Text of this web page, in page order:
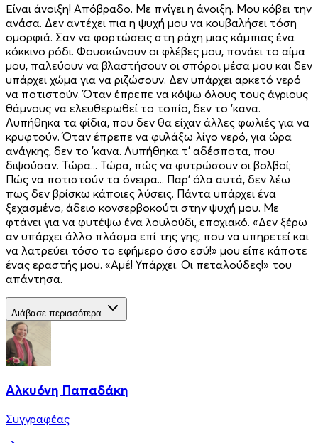
Είναι άνοιξη! Απόβραδο. Με πνίγει η άνοιξη. Μου κόβει την
ανάσα. Δεν αντέχει πια η ψυχή μου να κουβαλήσει τόση
ομορφιά. Σαν να φορτώσεις στη ράχη μιας κάμπιας ένα
κόκκινο ρόδι. Φουσκώνουν οι φλέβες μου, πονάει το αίμα
μου, παλεύουν να βλαστήσουν οι σπόροι μέσα μου και δεν
υπάρχει χώμα για να ριζώσουν. Δεν υπάρχει αρκετό νερό
να ποτιστούν. Όταν έπρεπε να κόψω όλους τους άγριους
θάμνους να ελευθερωθεί το τοπίο, δεν το ’κανα.
Λυπήθηκα τα φίδια, που δεν θα είχαν άλλες φωλιές για να
κρυφτούν. Όταν έπρεπε να φυλάξω λίγο νερό, για ώρα
ανάγκης, δεν το ’κανα. Λυπήθηκα τ’ αδέσποτα, που
διψούσαν. Τώρα... Τώρα, πώς να φυτρώσουν οι βολβοί;
Πώς να ποτιστούν τα όνειρα... Παρ’ όλα αυτά, δεν λέω
πως δεν βρίσκω κάποιες λύσεις. Πάντα υπάρχει ένα
ξεχασμένο, άδειο κονσερβοκούτι στην ψυχή μου. Με
φτάνει για να φυτέψω ένα λουλούδι, εποχιακό. «Δεν ξέρω
αν υπάρχει άλλο πλάσμα επί της γης, που να υπηρετεί και
να λατρεύει τόσο το εφήμερο όσο εσύ!» μου είπε κάποτε
ένας εραστής μου. «Αμέ! Υπάρχει. Οι πεταλούδες!» του
απάντησα.
Διάβασε περισσότερα
Αλκυόνη Παπαδάκη
Συγγραφέας